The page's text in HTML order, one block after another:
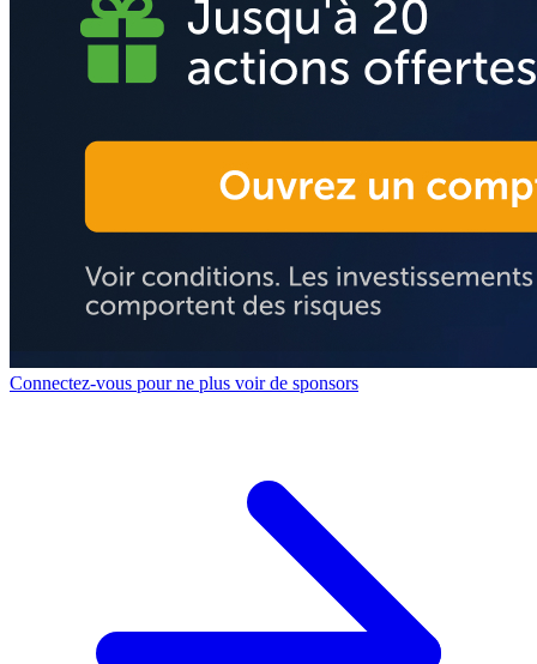
Connectez-vous pour ne plus voir de sponsors